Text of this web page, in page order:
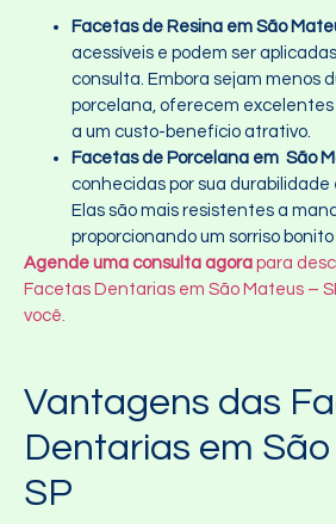
Facetas de Resina em São
acessíveis e podem ser
consulta. Embora sejam menos
porcelana, oferecem
a um custo-benefício atrativo.
Facetas de Porcelana em São
conhecidas por sua
Elas são mais resistentes a
proporcionando um sorriso
Agende uma consulta agora para
Facetas Dentarias em São Mateus –
você.
Vantagens das
Dentarias em
SP